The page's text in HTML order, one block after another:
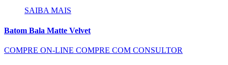
SAIBA MAIS
Batom Bala Matte Velvet
COMPRE ON-LINE COMPRE COM CONSULTOR